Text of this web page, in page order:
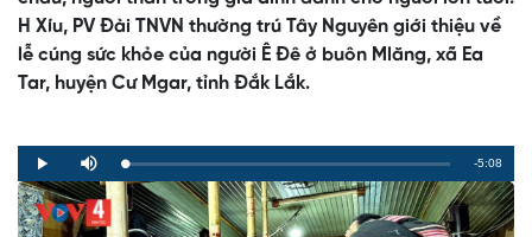
H Xíu, PV Đài TNVN thường trú Tây Nguyên giới thiệu về
lễ cúng sức khỏe của người Ê Đê ở buôn Mlăng, xã Ea
Tar, huyện Cư Mgar, tỉnh Đắk Lắk.
Play Mute Loaded:
0%
Progress:
0%
Remaining
Time
-5:08